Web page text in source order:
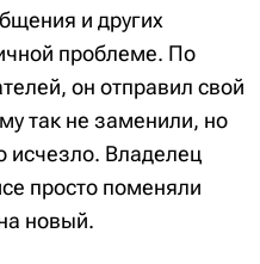
и других
проблеме. По
он отправил свой
так не заменили, но
исчезло. Владелец
просто поменяли
новый.